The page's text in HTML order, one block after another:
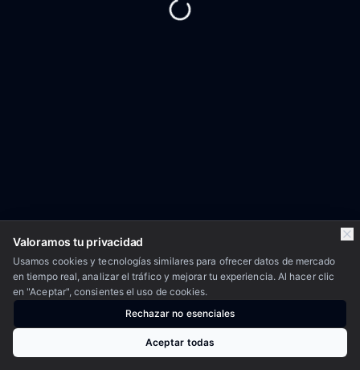
Valoramos tu privacidad
Usamos cookies y tecnologías similares para ofrecer datos de mercado
en tiempo real, analizar el tráfico y mejorar tu experiencia. Al hacer clic
en "Aceptar", consientes el uso de cookies.
Rechazar no esenciales
Aceptar todas